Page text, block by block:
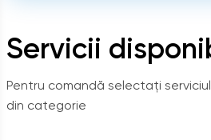
Servicii
Pentru comandă selectați
din categorie